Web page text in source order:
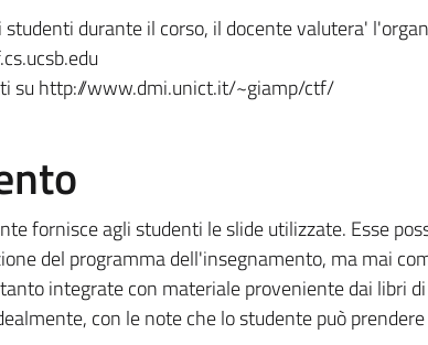
durante il corso, il docente valutera'
su http://www.dmi.unict.it/~giamp/ctf/
fornisce agli studenti le slide utilizzate. Esse
del programma dell'insegnamento, ma mai
integrate con materiale proveniente dai libri
con le note che lo studente può